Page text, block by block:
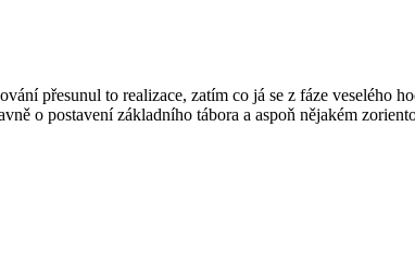
přesunul to realizace, zatím co já se z fáze veselého
o postavení základního tábora a aspoň nějakém